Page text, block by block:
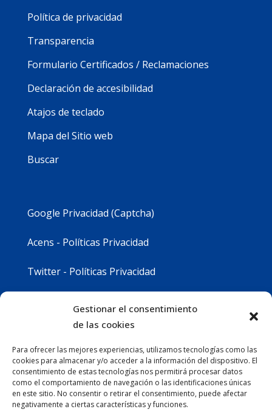
Gestionar el consentimiento
de las cookies
Para ofrecer las mejores experiencias, utilizamos tecnologías como las
cookies para almacenar y/o acceder a la información del dispositivo. El
consentimiento de estas tecnologías nos permitirá procesar datos
como el comportamiento de navegación o las identificaciones únicas
en este sitio. No consentir o retirar el consentimiento, puede afectar
negativamente a ciertas características y funciones.
Política de privacidad
Transparencia
Formulario Certificados / Reclamaciones
Declaración de accesibilidad
Atajos de teclado
Mapa del Sitio web
Buscar
Google Privacidad (Captcha)
Acens - Políticas Privacidad
Twitter - Políticas Privacidad
Instagram - Políticas Privacidad